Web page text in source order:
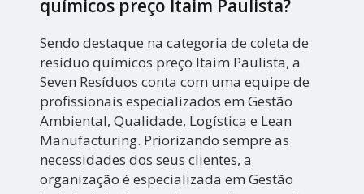
químicos preço Itaim Paulista?
Sendo destaque na categoria de coleta de
resíduo químicos preço Itaim Paulista, a
Seven Resíduos conta com uma equipe de
profissionais especializados em Gestão
Ambiental, Qualidade, Logística e Lean
Manufacturing. Priorizando sempre as
necessidades dos seus clientes, a
organização é especializada em Gestão